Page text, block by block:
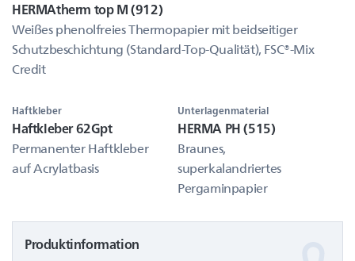
HERMAtherm top M (912)
Weißes phenolfreies Thermopapier mit beidseitiger
Schutzbeschichtung (Standard-Top-Qualität), FSC®-Mix
Credit
Haftkleber
Haftkleber 62Gpt
Permanenter Haftkleber
auf Acrylatbasis
Unterlagenmaterial
HERMA PH (515)
Braunes,
superkalandriertes
Pergaminpapier
Produktinformation